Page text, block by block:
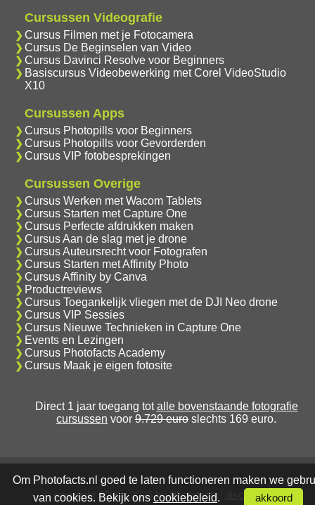
Cursussen Videografie
Cursus Filmen met je Fotocamera
Cursus De Beginselen van Video
Cursus Davinci Resolve voor Beginners
Basiscursus Videobewerking met Corel VideoStudio
X10
Cursussen Apps
Cursus Photopills voor Beginners
Cursus Photopills voor Gevorderden
Cursus VIP fotobesprekingen
Cursussen Overige
Cursus Werken met Wacom Tablets
Cursus Starten met Capture One
Cursus Perfecte afdrukken maken
Cursus Aan de slag met je drone
Cursus Auteursrecht voor Fotografen
Cursus Starten met Affinity Photo
Cursus Affinity by Canva
Productreviews
Cursus Toegankelijk vliegen met de DJI Neo drone
Cursus VIP Sessies
Cursus Nieuwe Technieken in Capture One
Events en Lezingen
Cursus Photofacts Academy
Cursus Maak je eigen fotosite
Direct 1 jaar toegang totalle bovenstaande fotografie
cursussen voor 9.729 euro slechts 169 euro.
© copyright 2006 - 2026 by Photofacts disclaimer
Om Photofacts.nl goed te laten functioneren maken we
van cookies. Bekijk ons cookiebeleid. akkoord